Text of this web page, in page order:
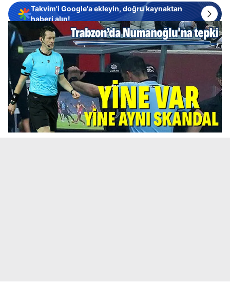
Takvim'i Google'a ekleyin, doğru kaynaktan
haberi alın!